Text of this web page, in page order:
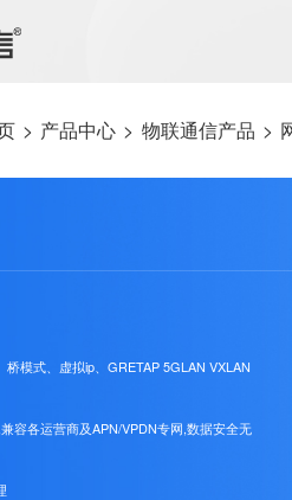
> 产品中心 > 物联通信产品 >
桥模式、虚拟ip、GRETAP 5GLAN VXLAN
容各运营商及APN/VPDN专网,数据安全无